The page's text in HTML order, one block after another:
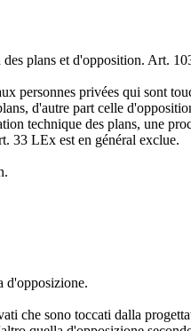
plans et d'opposition. Art.
personnes privées qui sont
d'autre part celle
technique des plans, une
33 LEx est en général exclue.
d'opposizione.
che sono toccati dalla